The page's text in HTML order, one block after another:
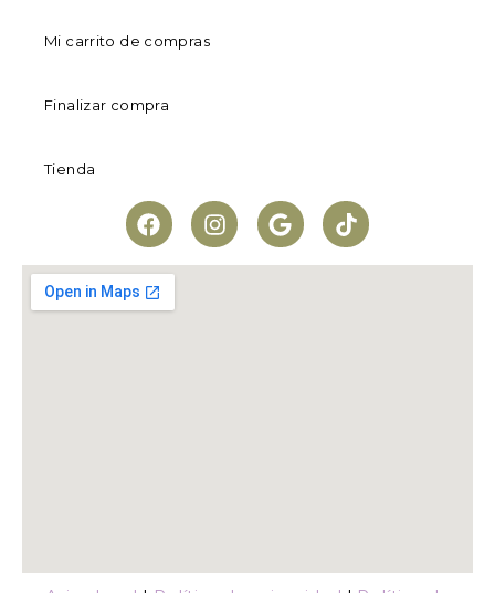
Mi carrito de compras
Finalizar compra
Tienda